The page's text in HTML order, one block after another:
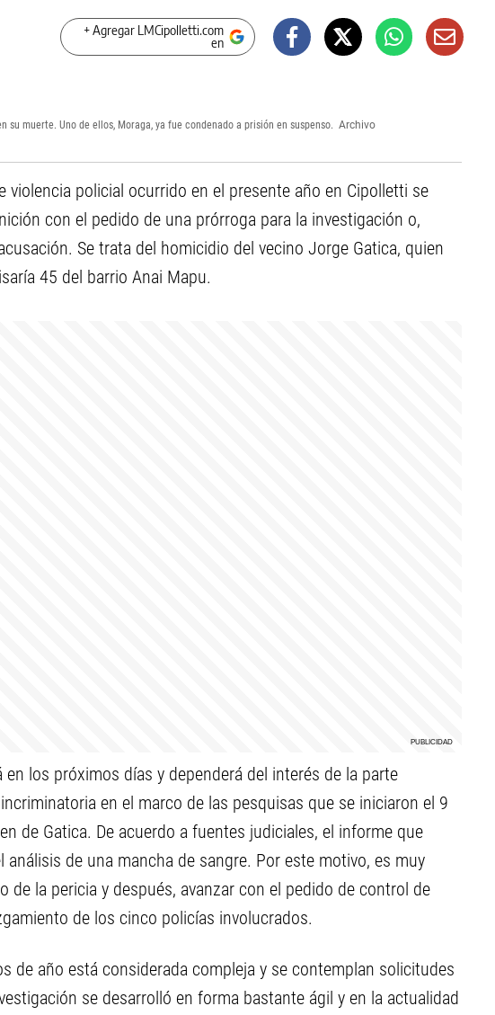
+ Agregar LMCipolletti.com
en
muerte. Uno de ellos, Moraga, ya fue condenado a prisión en suspenso. Archivo
violencia policial ocurrido en el presente año en Cipolletti se
con el pedido de una prórroga para la investigación o,
Se trata del homicidio del vecino Jorge Gatica, quien
45 del barrio Anai Mapu.
los próximos días y dependerá del interés de la parte
en el marco de las pesquisas que se iniciaron el 9
de Gatica. De acuerdo a fuentes judiciales, el informe que
de una mancha de sangre. Por este motivo, es muy
de la pericia y después, avanzar con el pedido de control de
de los cinco policías involucrados.
de año está considerada compleja y se contemplan solicitudes
se desarrolló en forma bastante ágil y en la actualidad